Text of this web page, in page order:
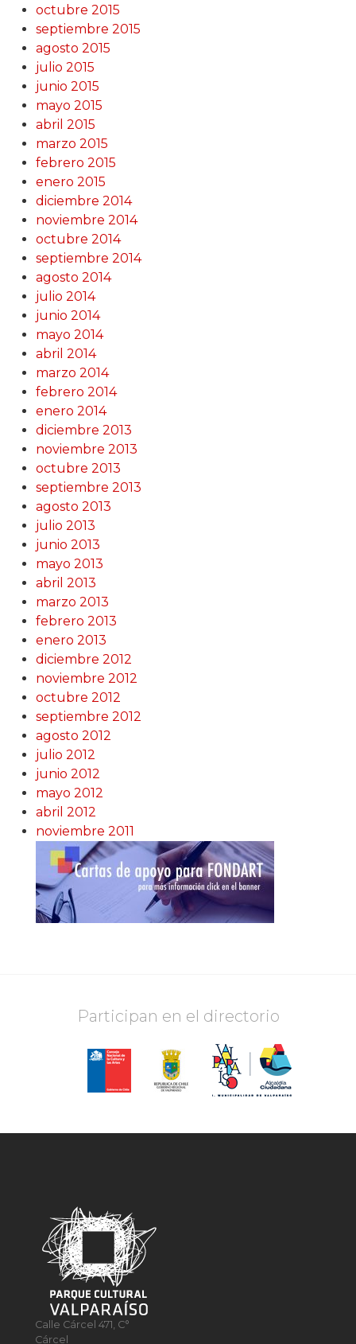
octubre 2015
septiembre 2015
agosto 2015
julio 2015
junio 2015
mayo 2015
abril 2015
marzo 2015
febrero 2015
enero 2015
diciembre 2014
noviembre 2014
octubre 2014
septiembre 2014
agosto 2014
julio 2014
junio 2014
mayo 2014
abril 2014
marzo 2014
febrero 2014
enero 2014
diciembre 2013
noviembre 2013
octubre 2013
septiembre 2013
agosto 2013
julio 2013
junio 2013
mayo 2013
abril 2013
marzo 2013
febrero 2013
enero 2013
diciembre 2012
noviembre 2012
octubre 2012
septiembre 2012
agosto 2012
julio 2012
junio 2012
mayo 2012
abril 2012
noviembre 2011
Participan en el directorio
Calle Cárcel 471, C°
Cárcel